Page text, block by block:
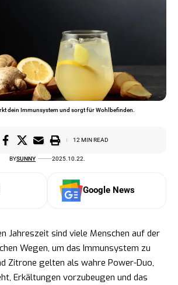
dein Immunsystem und sorgt für Wohlbefinden.
BYSUNNY 2025.10.22.
12 MIN READ
Google News
Jahreszeit sind viele Menschen auf der
Wegen, um das Immunsystem zu
Zitrone gelten als wahre Power-Duo,
Erkältungen vorzubeugen und das